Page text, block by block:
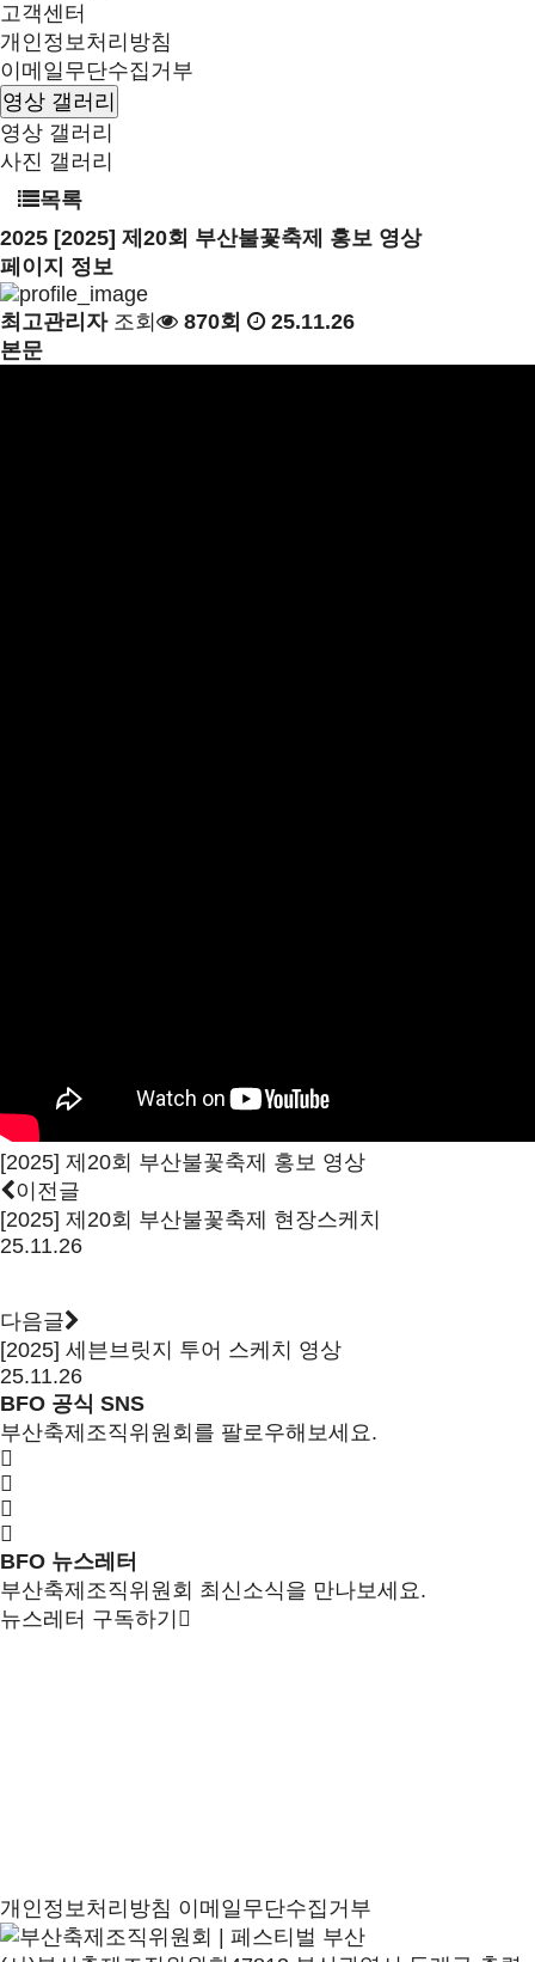
고객센터
개인정보처리방침
이메일무단수집거부
영상 갤러리
영상 갤러리
사진 갤러리
목록
2025 [2025] 제20회 부산불꽃축제 홍보 영상
페이지 정보
최고관리자 조회 870회
25.11.26
본문
[2025] 제20회 부산불꽃축제 홍보 영상
이전글
[2025] 제20회 부산불꽃축제 현장스케치
25.11.26
다음글
[2025] 세븐브릿지 투어 스케치 영상
25.11.26
BFO 공식 SNS
부산축제조직위원회를 팔로우해보세요.
BFO 뉴스레터
부산축제조직위원회 최신소식을 만나보세요.
뉴스레터 구독하기
개인정보처리방침 이메일무단수집거부